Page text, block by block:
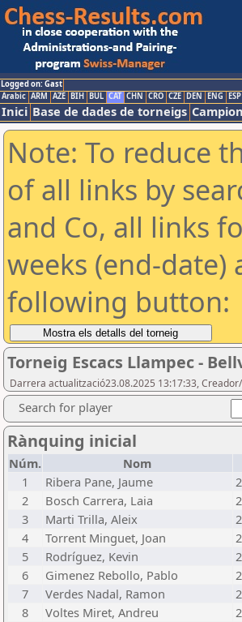
Logged on: Gast
Arabic ARM AZE BIH BUL CAT CHN CRO CZE DEN ENG ESP
Inici Base de dades de torneigs
Note: To reduce
of all links by
and Co, all links
weeks (end-
following button:
Torneig Escacs Llampec -
Darrera actualització23.08.2025 13:17:33,
Search for player
Rànquing inicial
Núm. Nom
1
Ribera Pane, Jaume
2
Bosch Carrera, Laia
3
Marti Trilla, Aleix
4
Torrent Minguet, Joan
5
Rodríguez, Kevin
6
Gimenez Rebollo, Pablo
7
Verdes Nadal, Ramon
8
Voltes Miret, Andreu